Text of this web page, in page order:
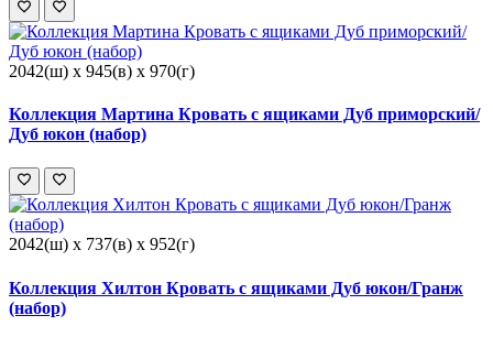
2042(ш) x 945(в) x 970(г)
Коллекция Мартина Кровать с ящиками Дуб приморский/
Дуб юкон (набор)
2042(ш) x 737(в) x 952(г)
Коллекция Хилтон Кровать с ящиками Дуб юкон/Гранж
(набор)